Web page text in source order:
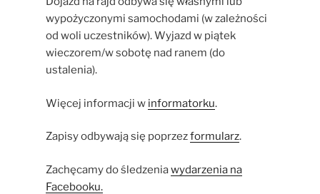
wypożyczonymi samochodami (w zależności
od woli uczestników). Wyjazd w piątek
wieczorem/w sobotę nad ranem (do
ustalenia).
Więcej informacji w informatorku.
Zapisy odbywają się poprzezformularz.
Zachęcamy do śledzeniawydarzenia na
Facebooku.